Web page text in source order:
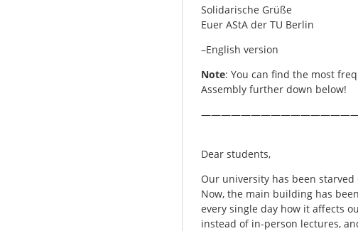
Solidarische Grüße
Euer AStA der TU Berlin
–English version
Note: You can find the most
Assembly further down below!
Dear students,
Our university has been
Now, the main building has
every single day how it affects
instead of in-person lectures,